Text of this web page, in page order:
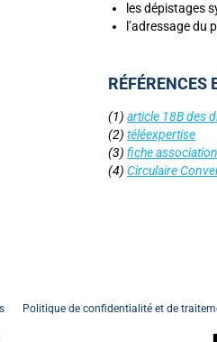
les dépistages
l’adressage du
RÉFÉRENCES
(1) article 18B des
(2) téléexpertise
(3) fiche
(4) Circulaire
Politique de confidentialité et de